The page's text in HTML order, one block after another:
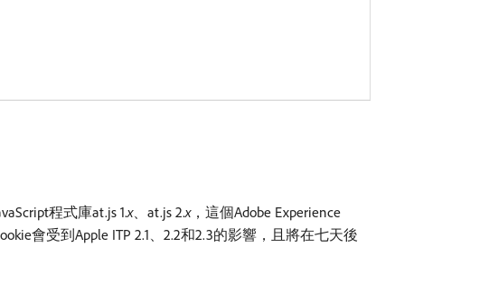
程式庫at.js 1.x、at.js 2.x，這個Adobe Experience
會受到Apple ITP 2.1、2.2和2.3的影響，且將在七天後